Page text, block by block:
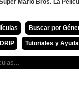
Mario Bros. La
Buscar por
Tutoriales y Ayuda